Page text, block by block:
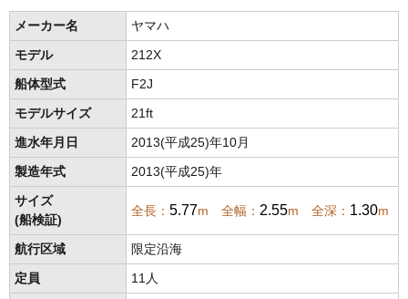
メーカー名 ヤマハ
モデル 212X
船体型式 F2J
モデルサイズ 21ft
進水年月日 2013(平成25)年10月
製造年式 2013(平成25)年
サイズ
(船検証)
全長： 5.77m 全幅： 2.55m 全深： 1.30m
航行区域 限定沿海
定員 11人